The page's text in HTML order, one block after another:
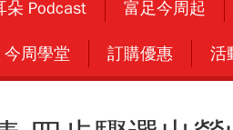
朵 Podcast 富足今周起
今周學堂 訂購優惠 活